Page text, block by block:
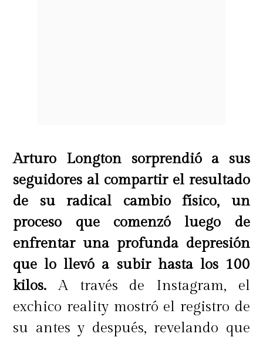
Arturo Longton sorprendió a sus
seguidores al compartir el resultado
de su radical cambio físico, un
proceso que comenzó luego de
enfrentar una profunda depresión
que lo llevó a subir hasta los 100
kilos. A través de Instagram, el
exchico reality mostró el registro de
su antes y después, revelando que